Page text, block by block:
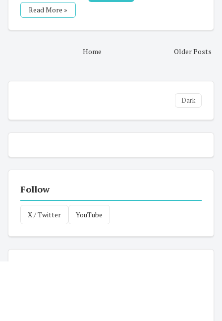
Read More »
Older Posts
Home
Dark
Follow
X / Twitter YouTube